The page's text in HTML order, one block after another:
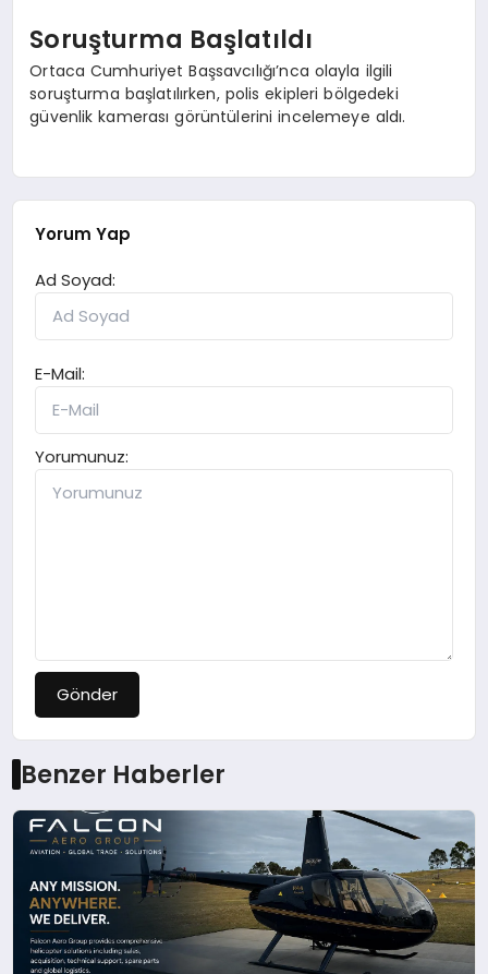
Soruşturma Başlatıldı
Ortaca Cumhuriyet Başsavcılığı’nca olayla ilgili
soruşturma başlatılırken, polis ekipleri bölgedeki
güvenlik kamerası görüntülerini incelemeye aldı.
Yorum Yap
Ad Soyad:
E-Mail:
Yorumunuz:
Gönder
Benzer Haberler